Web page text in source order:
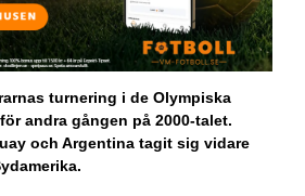
turnering i de Olympiska
andra gången på 2000-talet.
och Argentina tagit sig vidare